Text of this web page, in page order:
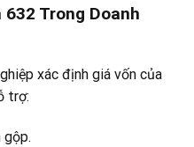
632 Trong Doanh
xác định giá vốn của
trợ:
gộp.